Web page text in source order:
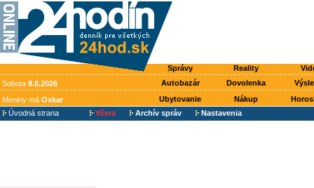
Správy Reality
Sobota 8.8.2026 Autobazár Dovolenka
Meniny má Oskar Ubytovanie Nákup
Úvodná strana
Včera Archív správ Nastavenia